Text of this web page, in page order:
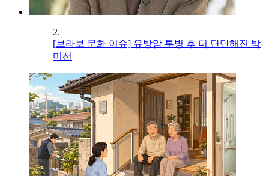
2.
[브라보 문화 이슈] 유방암 투병 후 더 단단해진 박
미선